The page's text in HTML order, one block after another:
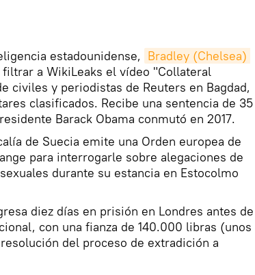
estadounidense, Bradley (Chelsea)
filtrar a WikiLeaks el vídeo "Collateral
civiles y periodistas de Reuters en Bagdad,
clasificados. Recibe una sentencia de 35
Barack Obama conmutó en 2017.
de Suecia emite una Orden europea de
para interrogarle sobre alegaciones de
durante su estancia en Estocolmo
diez días en prisión en Londres antes de
con una fianza de 140.000 libras (unos
del proceso de extradición a